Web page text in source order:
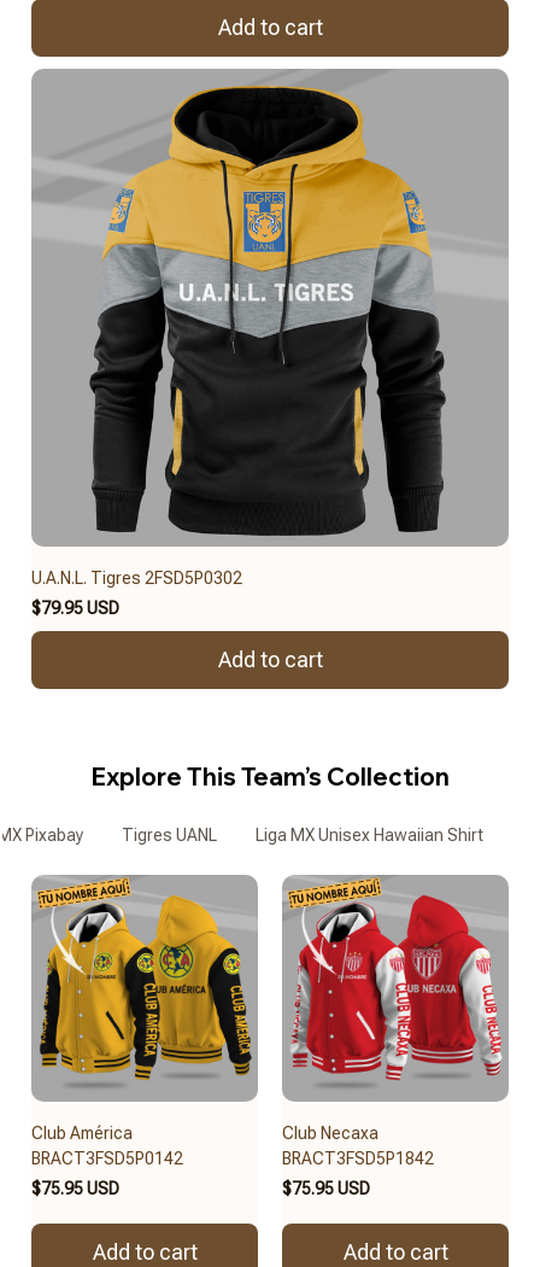
Add to cart
U.A.N.L. Tigres 2FSD5P0302
$79.95 USD
Add to cart
Explore This Team’s Collection
Pixabay Tigres UANL Liga MX Unisex Hawaiian Shirt
Club América
BRACT3FSD5P0142
$75.95 USD
Add to cart
Club Necaxa
BRACT3FSD5P1842
$75.95 USD
Add to cart